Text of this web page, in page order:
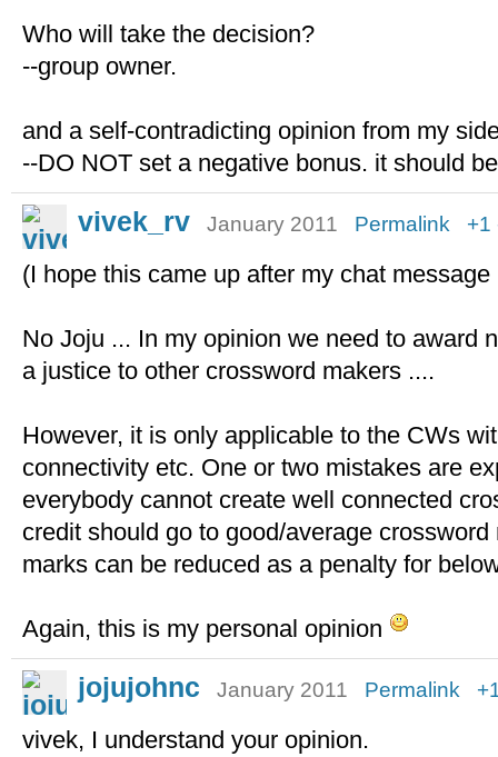
Who will take the decision?
--group owner.
and a self-contradicting opinion from my
--DO NOT set a negative bonus. it should
vivek_rv January 2011 Permalink +1
(I hope this came up after my chat
No Joju ... In my opinion we need to award
a justice to other crossword makers ....
However, it is only applicable to the CWs
connectivity etc. One or two mistakes are
everybody cannot create well connected
credit should go to good/average
marks can be reduced as a penalty for
Again, this is my personal opinion
jojujohnc January 2011 Permalink
vivek, I understand your opinion.